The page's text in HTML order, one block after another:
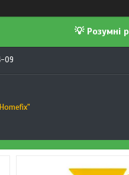
💡 Розумні
09